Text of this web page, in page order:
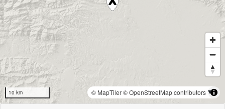
10 km © MapTiler© OpenStreetMap contributors